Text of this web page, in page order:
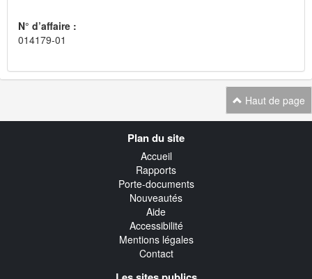
N° d’affaire :
014179-01
Haut de page
Plan du site
Accueil
Rapports
Porte-documents
Nouveautés
Aide
Accessibilité
Mentions légales
Contact